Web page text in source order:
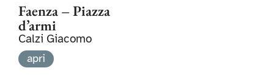
Faenza – Piazza
d’armi
Calzi Giacomo
apri